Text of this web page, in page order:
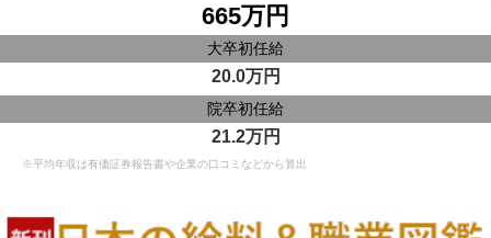
665万円
大卒初任給
20.0万円
院卒初任給
21.2万円
※平均年収は有価証券報告書や企業の口コミなどから算出